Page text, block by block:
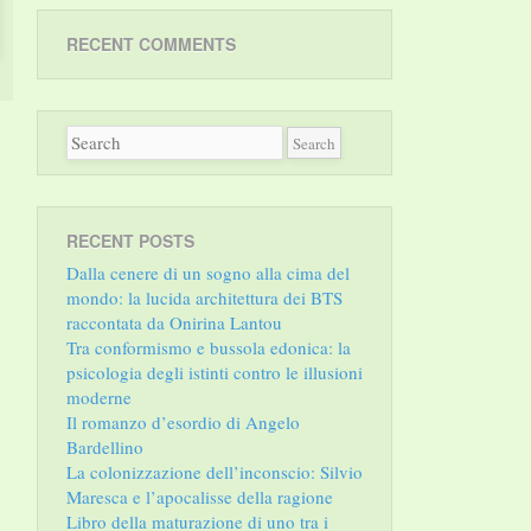
RECENT COMMENTS
RECENT POSTS
Dalla cenere di un sogno alla cima del
mondo: la lucida architettura dei BTS
raccontata da Onirina Lantou
Tra conformismo e bussola edonica: la
psicologia degli istinti contro le illusioni
moderne
Il romanzo d’esordio di Angelo
Bardellino
La colonizzazione dell’inconscio: Silvio
Maresca e l’apocalisse della ragione
Libro della maturazione di uno tra i